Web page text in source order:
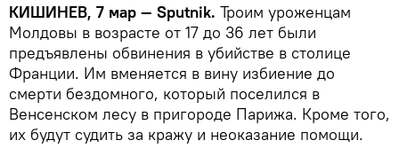
КИШИНЕВ, 7 мар — Sputnik. Троим уроженцам
Молдовы в возрасте от 17 до 36 лет были
предъявлены обвинения в убийстве в столице
Франции. Им вменяется в вину избиение до
смерти бездомного, который поселился в
Венсенском лесу в пригороде Парижа. Кроме того,
их будут судить за кражу и неоказание помощи.